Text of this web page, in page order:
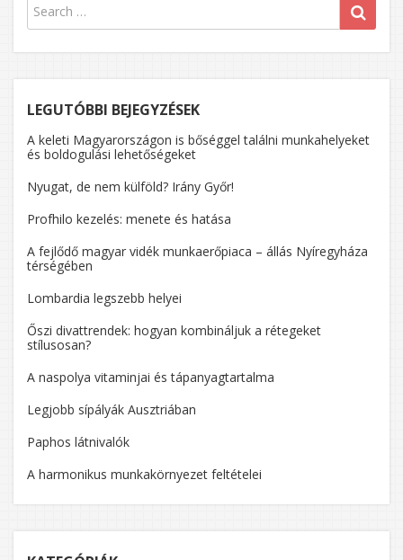
LEGUTÓBBI BEJEGYZÉSEK
A keleti Magyarországon is bőséggel találni munkahelyeket
és boldogulási lehetőségeket
Nyugat, de nem külföld? Irány Győr!
Profhilo kezelés: menete és hatása
A fejlődő magyar vidék munkaerőpiaca – állás Nyíregyháza
térségében
Lombardia legszebb helyei
Őszi divattrendek: hogyan kombináljuk a rétegeket
stílusosan?
A naspolya vitaminjai és tápanyagtartalma
Legjobb sípályák Ausztriában
Paphos látnivalók
A harmonikus munkakörnyezet feltételei